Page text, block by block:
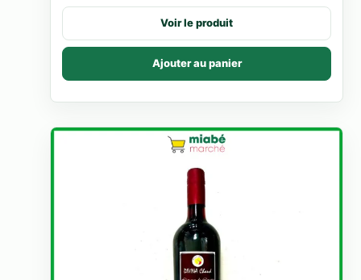
Voir le produit
Ajouter au panier